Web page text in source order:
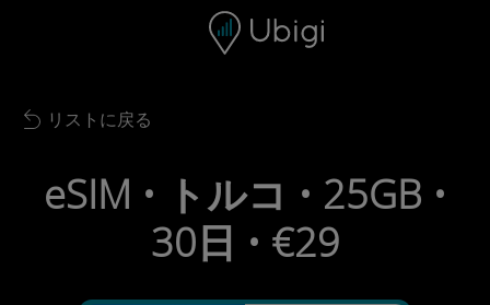
ナビゲーションバー フッター
Back to list
リストに戻る
eSIM • トルコ • 25GB •
30日 • €29